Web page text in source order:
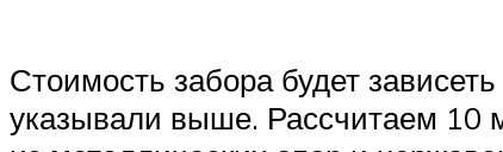
Стоимость забора будет
указывали выше. Рассчитаем 10